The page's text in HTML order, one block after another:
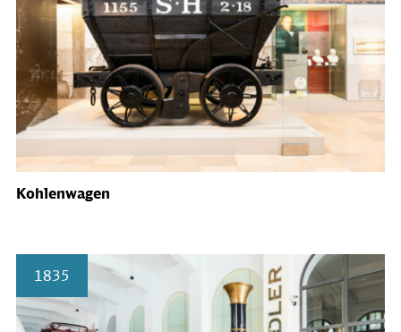
Kohlenwagen
1835